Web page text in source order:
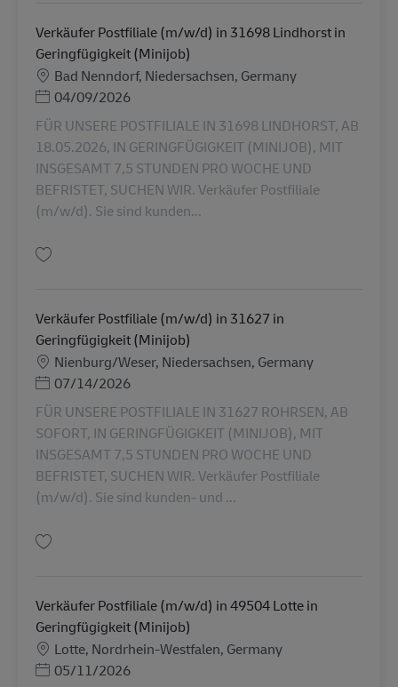
Verkäufer Postfiliale (m/w/d) in 31698 Lindhorst in
Geringfügigkeit (Minijob)
Locație
Bad Nenndorf, Niedersachsen, Germany
Posted Date
04/09/2026
FÜR UNSERE POSTFILIALE IN 31698 LINDHORST, AB
18.05.2026, IN GERINGFÜGIGKEIT (MINIJOB), MIT
INSGESAMT 7,5 STUNDEN PRO WOCHE UND
BEFRISTET, SUCHEN WIR. Verkäufer Postfiliale
(m/w/d). Sie sind kunden...
Verkäufer Postfiliale (m/w/d) in 31627 in
Geringfügigkeit (Minijob)
Locație
Nienburg/Weser, Niedersachsen, Germany
Posted Date
07/14/2026
FÜR UNSERE POSTFILIALE IN 31627 ROHRSEN, AB
SOFORT, IN GERINGFÜGIGKEIT (MINIJOB), MIT
INSGESAMT 7,5 STUNDEN PRO WOCHE UND
BEFRISTET, SUCHEN WIR. Verkäufer Postfiliale
(m/w/d). Sie sind kunden- und ...
Verkäufer Postfiliale (m/w/d) in 49504 Lotte in
Geringfügigkeit (Minijob)
Locație
Lotte, Nordrhein-Westfalen, Germany
Posted Date
05/11/2026